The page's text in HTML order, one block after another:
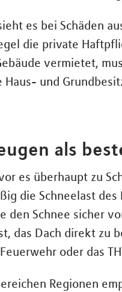
es bei Schäden
die private
vermietet,
Haus- und
als
es überhaupt zu
die Schneelast
den Schnee sicher
das Dach direkt zu
oder das
Regionen